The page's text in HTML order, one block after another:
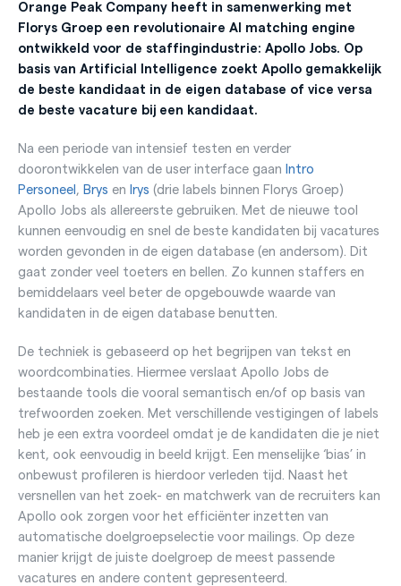
Orange Peak Company heeft in samenwerking met
Florys Groep een revolutionaire AI matching engine
ontwikkeld voor de staffingindustrie: Apollo Jobs. Op
basis van Artificial Intelligence zoekt Apollo gemakkelijk
de beste kandidaat in de eigen database of vice versa
de beste vacature bij een kandidaat.
Na een periode van intensief testen en verder
doorontwikkelen van de user interface gaan Intro
Personeel Brys en Irys (drie labels binnen Florys Groep)
Apollo Jobs als allereerste gebruiken. Met de nieuwe tool
kunnen eenvoudig en snel de beste kandidaten bij vacatures
worden gevonden in de eigen database (en andersom). Dit
gaat zonder veel toeters en bellen. Zo kunnen staffers en
bemiddelaars veel beter de opgebouwde waarde van
kandidaten in de eigen database benutten.
De techniek is gebaseerd op het begrijpen van tekst en
woordcombinaties. Hiermee verslaat Apollo Jobs de
bestaande tools die vooral semantisch en/of op basis van
trefwoorden zoeken. Met verschillende vestigingen of labels
heb je een extra voordeel omdat je de kandidaten die je niet
kent, ook eenvoudig in beeld krijgt. Een menselijke ‘bias’ in
onbewust profileren is hierdoor verleden tijd. Naast het
versnellen van het zoek- en matchwerk van de recruiters kan
Apollo ook zorgen voor het efficiënter inzetten van
automatische doelgroepselectie voor mailings. Op deze
manier krijgt de juiste doelgroep de meest passende
vacatures en andere content gepresenteerd.